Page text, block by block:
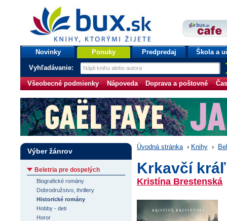
bux.sk
knihy, ktorými žijete
Úvodná stránka
Novinky Ponuky Predpredaj Škola a
Vyhľadávanie:
Všeobecné podmienky Nápoveda Doprava a poštovné
Úvodná stránka › Knihy ›
Krkavčí kráľ
Kristína Brestenská
Výber žánrov
Beletria pre dospelých
Biografické romány
Dobrodružstvo, thrillery
Historické romány
Hobby - deti
Horor